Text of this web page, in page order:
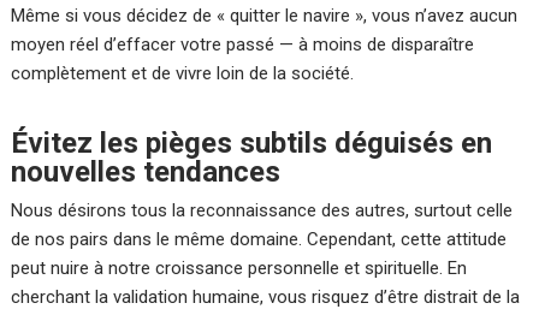
Même si vous décidez de « quitter le navire », vous n’avez aucun
moyen réel d’effacer votre passé — à moins de disparaître
complètement et de vivre loin de la société.
Évitez les pièges subtils déguisés en
nouvelles tendances
Nous désirons tous la reconnaissance des autres, surtout celle
de nos pairs dans le même domaine. Cependant, cette attitude
peut nuire à notre croissance personnelle et spirituelle. En
cherchant la validation humaine, vous risquez d’être distrait de la